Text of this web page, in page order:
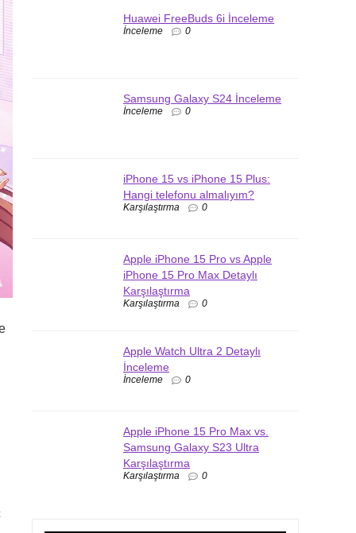
Huawei FreeBuds 6i İnceleme
İnceleme 0
Samsung Galaxy S24 İnceleme
İnceleme 0
iPhone 15 vs iPhone 15 Plus:
Hangi telefonu almalıyım?
Karşılaştırma 0
Apple iPhone 15 Pro vs Apple
iPhone 15 Pro Max Detaylı
Karşılaştırma
Karşılaştırma 0
Apple Watch Ultra 2 Detaylı
İnceleme
İnceleme 0
Apple iPhone 15 Pro Max vs.
Samsung Galaxy S23 Ultra
Karşılaştırma
Karşılaştırma 0